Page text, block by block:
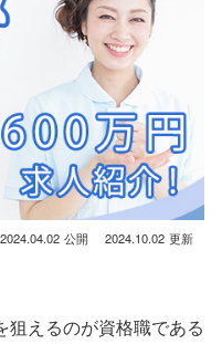
2024.04.02 2024.10.02
えるのが資格職である